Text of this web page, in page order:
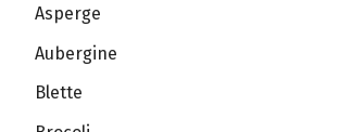
Asperge
Aubergine
Blette